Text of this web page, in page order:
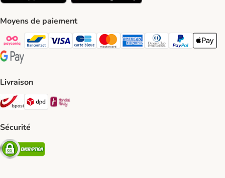
Moyens de paiement
Payconiq Payment Method
bancontact Payment Method
Visa Payment Method
carte bleue Payment Method
Master card Payment Method
American express Payment
Diners club Payment
Paypal Payment
Apple
Google Pay Payment Method
Livraison
Bpost Shipping Method
DPD Shipping Method
Sécurité
Security